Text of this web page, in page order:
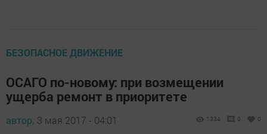
БЕЗОПАСНОЕ ДВИЖЕНИЕ
ОСАГО по-новому: при возмещении
ущерба ремонт в приоритете
автор, 3 мая 2017 - 04:01 1334 0 0